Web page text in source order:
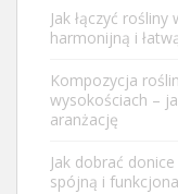
Jak łączyć
harmonijną i
Kompozycja
wysokościach –
aranżację
Jak dobrać
spójną i